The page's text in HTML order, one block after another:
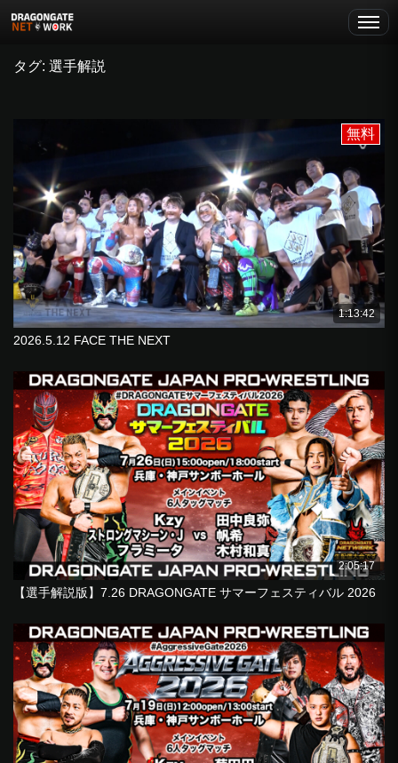
タグ: 選手解説
1:13:42
2026.5.12 FACE THE NEXT
無料
2:05:17
【選手解説版】7.26 DRAGONGATE サマーフェスティバル 2026